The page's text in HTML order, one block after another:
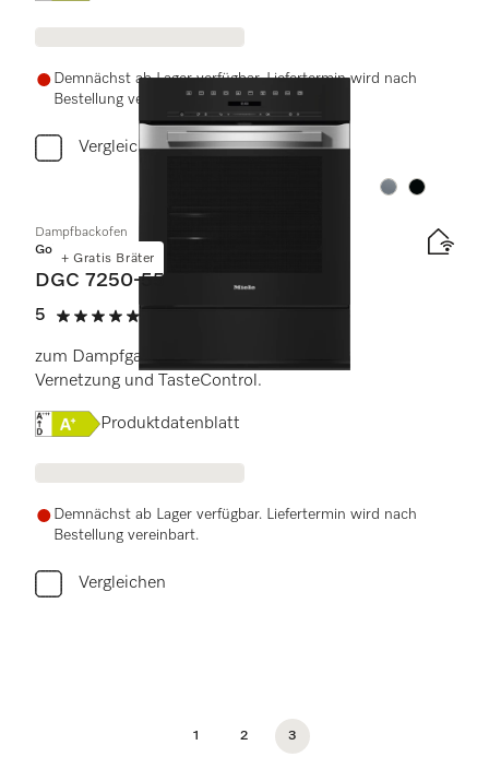
Demnächst ab Lager verfügbar. Liefertermin wird nach
Bestellung vereinbart.
Vergleichen
+ Gratis Bräter
Farbe:Farbe:
Dampfbackofen
Gold
DGC 7250-55
5
5 von 5 Sternen
zum Dampfgaren, Backen und Braten mit
Vernetzung und TasteControl.
Onlinelabel Image, Energielabel
Produktdatenblatt
Demnächst ab Lager verfügbar. Liefertermin wird nach
Bestellung vereinbart.
Vergleichen
1 2 3